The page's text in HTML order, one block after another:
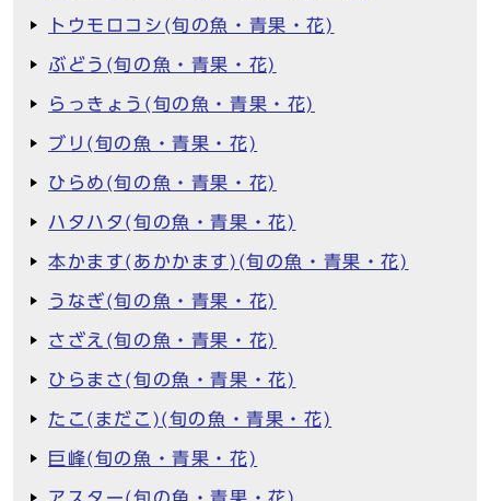
トウモロコシ(旬の魚・青果・花)
ぶどう(旬の魚・青果・花)
らっきょう(旬の魚・青果・花)
ブリ(旬の魚・青果・花)
ひらめ(旬の魚・青果・花)
ハタハタ(旬の魚・青果・花)
本かます(あかかます)(旬の魚・青果・花)
うなぎ(旬の魚・青果・花)
さざえ(旬の魚・青果・花)
ひらまさ(旬の魚・青果・花)
たこ(まだこ)(旬の魚・青果・花)
巨峰(旬の魚・青果・花)